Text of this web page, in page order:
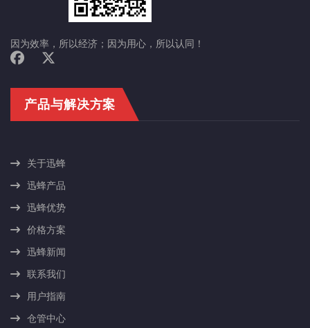
因为效率，所以经济；因为用心，所以认同！
产品与解决方案
关于迅蜂
迅蜂产品
迅蜂优势
价格方案
迅蜂新闻
联系我们
用户指南
仓管中心